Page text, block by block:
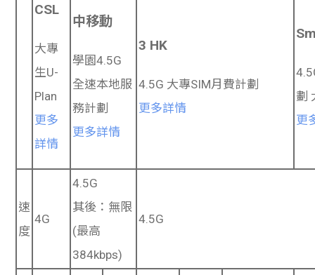
CSL
大專
生U-
Plan
更多
詳情
中移動
學園4.5G
全速本地服
務計劃
更多詳情
3 HK
4.5G 大專SIM月費計劃
更多詳情
劃
更
速
度
4G
4.5G
其後：無限
(最高
384kbps)
4.5G